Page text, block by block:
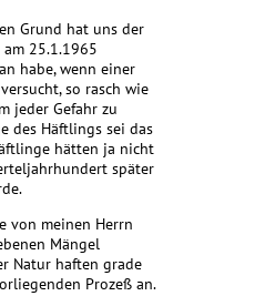
Grund hat uns der
25.1.1965
habe, wenn einer
so rasch wie
jeder Gefahr zu
des Häftlings sei das
hätten ja nicht
später
von meinen Herrn
Mängel
Natur haften grade
Prozeß an.